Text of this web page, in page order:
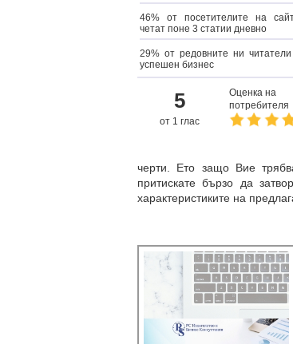
46% от посетителите на
четат поне 3 статии дневно
29% от редовните ни
успешен бизнес
5
от 1 глас
Оценка на
потребителя
черти. Ето защо Вие
притискате бързо да
характеристиките на